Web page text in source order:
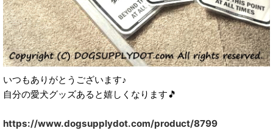
いつもありがとうございます♪
自分の愛犬グッズあると嬉しくなります🎵
https://www.dogsupplydot.com/product/8799